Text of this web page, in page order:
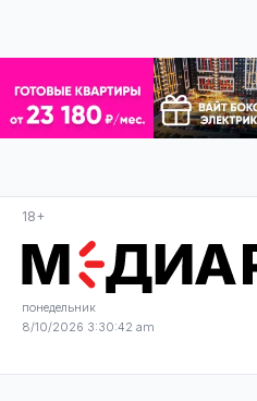
18+
понедельник
8/10/2026 3:30:43 am